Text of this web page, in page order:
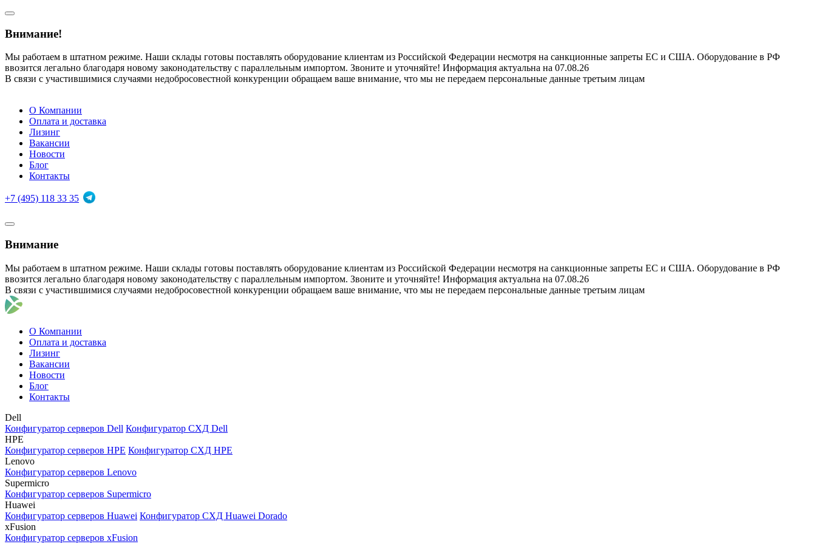
Внимание!
Мы работаем в штатном режиме. Наши склады готовы поставлять оборудование клиентам из Российской Федерации несмотря на санкционные запреты ЕС и США. Оборудование в РФ
ввозится легально благодаря новому законодательству с параллельным импортом. Звоните и уточняйте! Информация актуальна на 07.08.26
В связи с участившимися случаями недобросовестной конкуренции обращаем ваше внимание, что мы не передаем персональные данные третьим лицам
О Компании
Оплата и доставка
Лизинг
Вакансии
Новости
Блог
Контакты
+7 (495) 118 33 35
Внимание
Мы работаем в штатном режиме. Наши склады готовы поставлять оборудование клиентам из Российской Федерации несмотря на санкционные запреты ЕС и США. Оборудование в РФ
ввозится легально благодаря новому законодательству с параллельным импортом. Звоните и уточняйте! Информация актуальна на 07.08.26
В связи с участившимися случаями недобросовестной конкуренции обращаем ваше внимание, что мы не передаем персональные данные третьим лицам
О Компании
Оплата и доставка
Лизинг
Вакансии
Новости
Блог
Контакты
Dell
Конфигуратор серверов Dell Конфигуратор СХД Dell
HPE
Конфигуратор серверов HPE Конфигуратор СХД HPE
Lenovo
Конфигуратор серверов Lenovo
Supermicro
Конфигуратор серверов Supermicro
Huawei
Конфигуратор серверов Huawei Конфигуратор СХД Huawei Dorado
xFusion
Конфигуратор серверов xFusion